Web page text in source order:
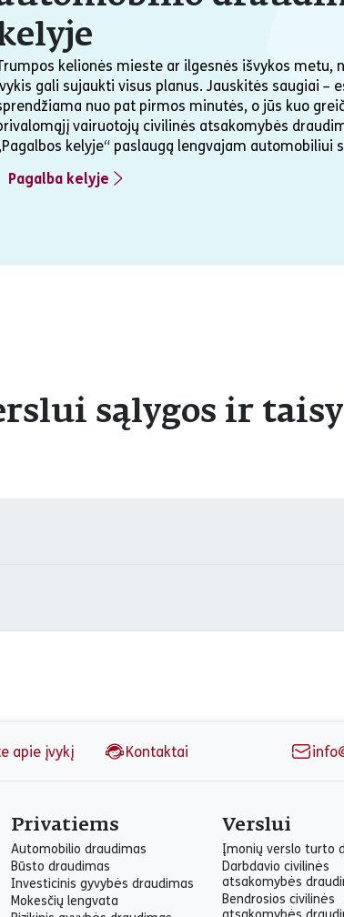
kelionės mieste ar ilgesnės išvykos
gali sujaukti visus planus. Jauskitės saugiai –
nuo pat pirmos minutės, o jūs kuo
vairuotojų civilinės atsakomybės
kelyje“ paslaugą lengvajam automobiliui
Pagalba kelyje
sąlygos ir
apie įvykį Kontaktai
Privatiems
Automobilio draudimas
Būsto draudimas
Investicinis gyvybės draudimas
Mokesčių lengvata
Verslui
Įmonių verslo turto
Darbdavio civilinės
atsakomybės
Bendrosios civilinės